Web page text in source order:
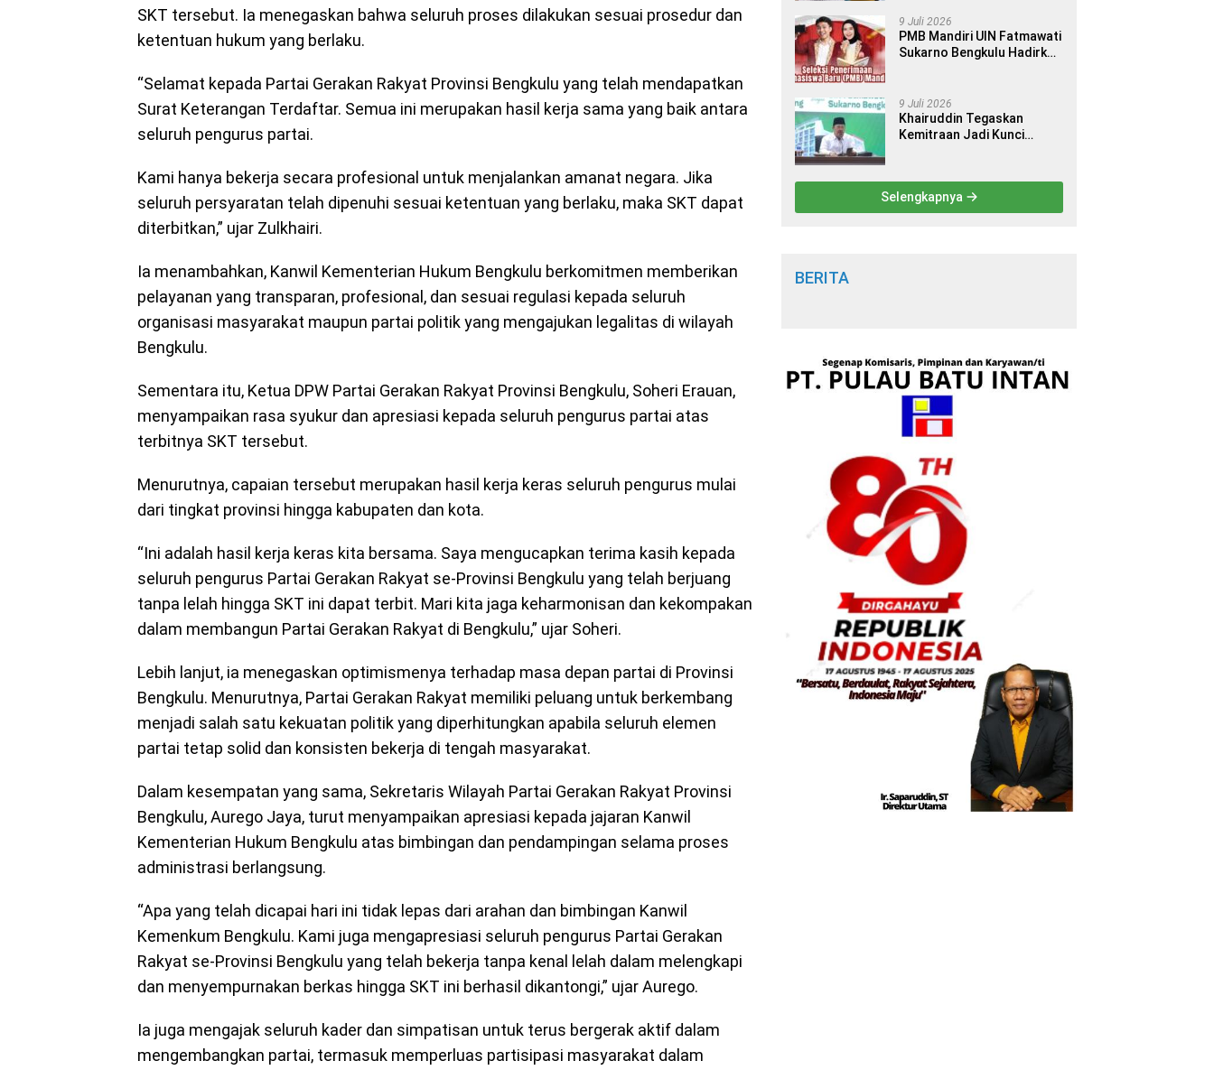
SKT tersebut. Ia menegaskan bahwa seluruh proses dilakukan sesuai prosedur dan
ketentuan hukum yang berlaku.
“Selamat kepada Partai Gerakan Rakyat Provinsi Bengkulu yang telah mendapatkan
Surat Keterangan Terdaftar. Semua ini merupakan hasil kerja sama yang baik antara
seluruh pengurus partai.
Kami hanya bekerja secara profesional untuk menjalankan amanat negara. Jika
seluruh persyaratan telah dipenuhi sesuai ketentuan yang berlaku, maka SKT dapat
diterbitkan,” ujar Zulkhairi.
Ia menambahkan, Kanwil Kementerian Hukum Bengkulu berkomitmen memberikan
pelayanan yang transparan, profesional, dan sesuai regulasi kepada seluruh
organisasi masyarakat maupun partai politik yang mengajukan legalitas di wilayah
Bengkulu.
Sementara itu, Ketua DPW Partai Gerakan Rakyat Provinsi Bengkulu, Soheri Erauan,
menyampaikan rasa syukur dan apresiasi kepada seluruh pengurus partai atas
terbitnya SKT tersebut.
Menurutnya, capaian tersebut merupakan hasil kerja keras seluruh pengurus mulai
dari tingkat provinsi hingga kabupaten dan kota.
“Ini adalah hasil kerja keras kita bersama. Saya mengucapkan terima kasih kepada
seluruh pengurus Partai Gerakan Rakyat se-Provinsi Bengkulu yang telah berjuang
tanpa lelah hingga SKT ini dapat terbit. Mari kita jaga keharmonisan dan kekompakan
dalam membangun Partai Gerakan Rakyat di Bengkulu,” ujar Soheri.
Lebih lanjut, ia menegaskan optimismenya terhadap masa depan partai di Provinsi
Bengkulu. Menurutnya, Partai Gerakan Rakyat memiliki peluang untuk berkembang
menjadi salah satu kekuatan politik yang diperhitungkan apabila seluruh elemen
partai tetap solid dan konsisten bekerja di tengah masyarakat.
Dalam kesempatan yang sama, Sekretaris Wilayah Partai Gerakan Rakyat Provinsi
Bengkulu, Aurego Jaya, turut menyampaikan apresiasi kepada jajaran Kanwil
Kementerian Hukum Bengkulu atas bimbingan dan pendampingan selama proses
administrasi berlangsung.
“Apa yang telah dicapai hari ini tidak lepas dari arahan dan bimbingan Kanwil
Kemenkum Bengkulu. Kami juga mengapresiasi seluruh pengurus Partai Gerakan
Rakyat se-Provinsi Bengkulu yang telah bekerja tanpa kenal lelah dalam melengkapi
dan menyempurnakan berkas hingga SKT ini berhasil dikantongi,” ujar Aurego.
Ia juga mengajak seluruh kader dan simpatisan untuk terus bergerak aktif dalam
mengembangkan partai, termasuk memperluas partisipasi masyarakat dalam
Berdaya Saing
9 Juli 2026
PMB Mandiri UIN Fatmawati
Sukarno Bengkulu Hadirkan
9 Juli 2026
Khairuddin Tegaskan
Kemitraan Jadi Kunci
Selengkapnya
BERITA